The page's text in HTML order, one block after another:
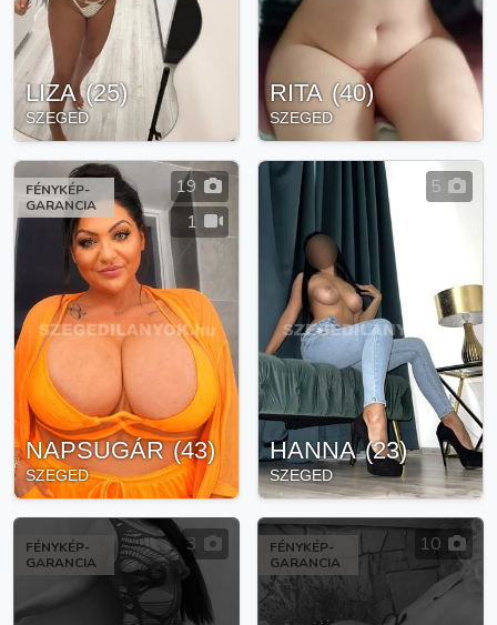
LIZA (25)
SZEGED
RITA (40)
SZEGED
FÉNYKÉP-
GARANCIA
19
1
NAPSUGÁR (43)
SZEGED
5
HANNA (23)
SZEGED
FÉNYKÉP-
GARANCIA
3
FÉNYKÉP-
GARANCIA
10